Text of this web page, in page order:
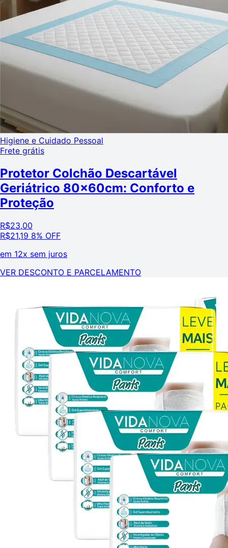
Higiene e Cuidado Pessoal
Frete grátis
Protetor Colchão Descartável
Geriátrico 80x60cm: Conforto e
Proteção
R$23,00
R$21,19 8% OFF
em 12x sem juros
VER DESCONTO E PARCELAMENTO